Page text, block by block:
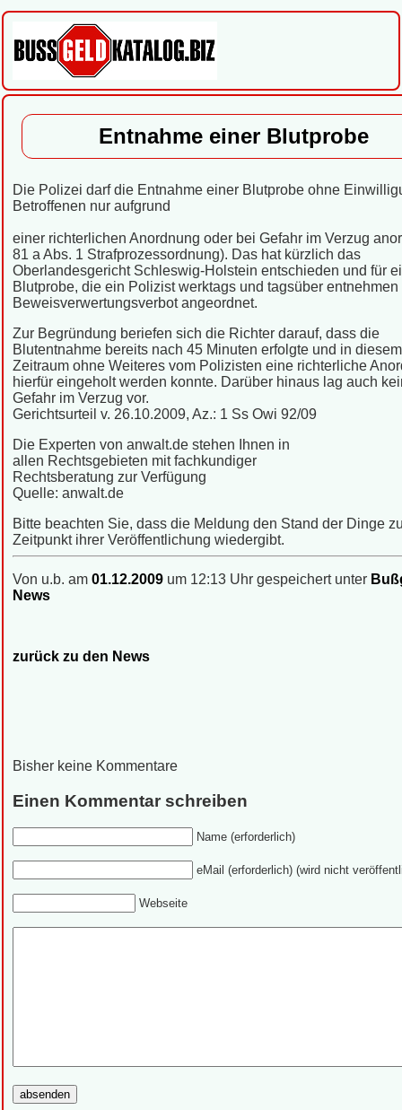
Entnahme einer Blutprobe
Die Polizei darf die Entnahme einer Blutprobe ohne
Betroffenen nur aufgrund
einer richterlichen Anordnung oder bei Gefahr im Verzug
81 a Abs. 1 Strafprozessordnung). Das hat kürzlich das
Oberlandesgericht Schleswig-Holstein entschieden und für
Blutprobe, die ein Polizist werktags und tagsüber
Beweisverwertungsverbot angeordnet.
Zur Begründung beriefen sich die Richter darauf, dass die
Blutentnahme bereits nach 45 Minuten erfolgte und in diesem
Zeitraum ohne Weiteres vom Polizisten eine richterliche
hierfür eingeholt werden konnte. Darüber hinaus lag auch
Gefahr im Verzug vor.
Gerichtsurteil v. 26.10.2009, Az.: 1 Ss Owi 92/09
Die Experten von anwalt.de stehen Ihnen in
allen Rechtsgebieten mit fachkundiger
Rechtsberatung zur Verfügung
Quelle: anwalt.de
Bitte beachten Sie, dass die Meldung den Stand der Dinge
Zeitpunkt ihrer Veröffentlichung wiedergibt.
Von u.b. am 01.12.2009 um 12:13 Uhr gespeichert unter
News
zurück zu den News
Bisher keine Kommentare
Einen Kommentar schreiben
Name (erforderlich)
eMail (erforderlich) (wird nicht
Webseite